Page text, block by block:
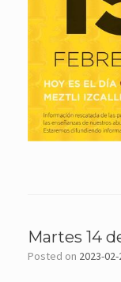
Martes 14
Posted on 2023-